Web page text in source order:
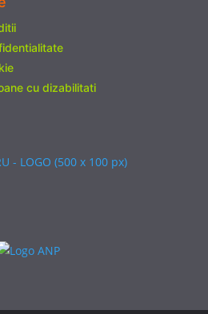
cu dizabilitati